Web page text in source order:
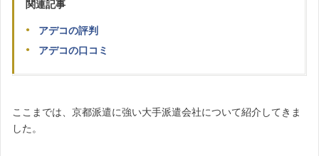
関連記事
アデコの評判
アデコの口コミ
ここまでは、京都派遣に強い大手派遣会社について紹介してきま
した。